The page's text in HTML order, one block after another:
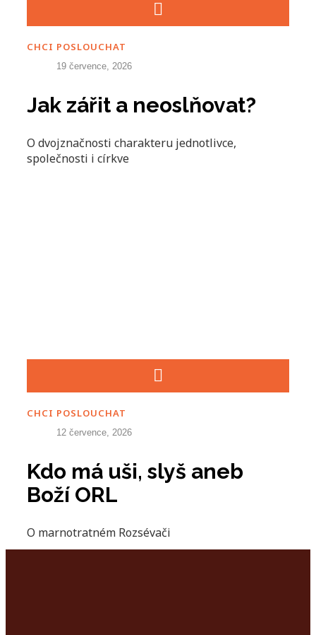
CHCI POSLOUCHAT
19 července, 2026
Jak zářit a neoslňovat?
O dvojznačnosti charakteru jednotlivce,
společnosti i církve
CHCI POSLOUCHAT
12 července, 2026
Kdo má uši, slyš aneb
Boží ORL
O marnotratném Rozsévači